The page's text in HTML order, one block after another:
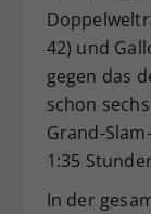
42) und
gegen das
schon
Grand-
1:35
In der